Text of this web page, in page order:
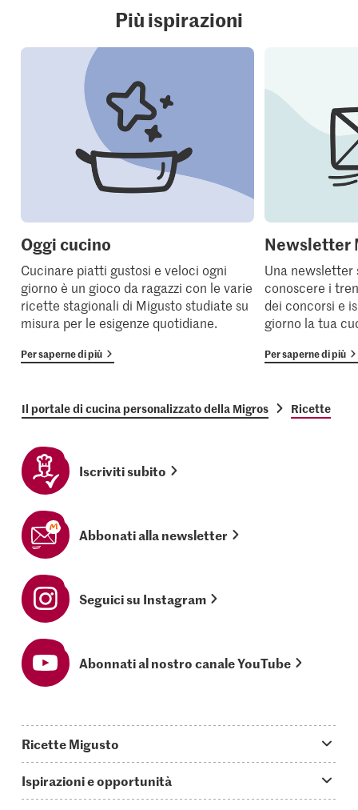
Più ispirazioni
Oggi cucino
Cucinare piatti gustosi e veloci ogni
giorno è un gioco da ragazzi con le varie
ricette stagionali di Migusto studiate su
misura per le esigenze quotidiane.
Per saperne di più
Newsletter
Una
conoscere i
dei concorsi e
giorno la tua
Per saperne di più
Il portale di cucina personalizzato della Migros Ricette
Iscriviti subito
Abbonati alla newsletter
Seguici su Instagram
Abonnati al nostro canale YouTube
Ricette Migusto
Oggi cucino
Ispirazioni e opportunità